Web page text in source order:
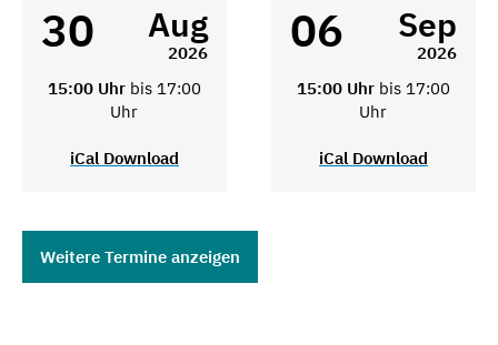
30 Aug
2026
15:00 Uhr bis 17:00
Uhr
iCal Download
06 Sep
2026
15:00 Uhr bis 17:00
Uhr
iCal Download
Weitere Termine anzeigen